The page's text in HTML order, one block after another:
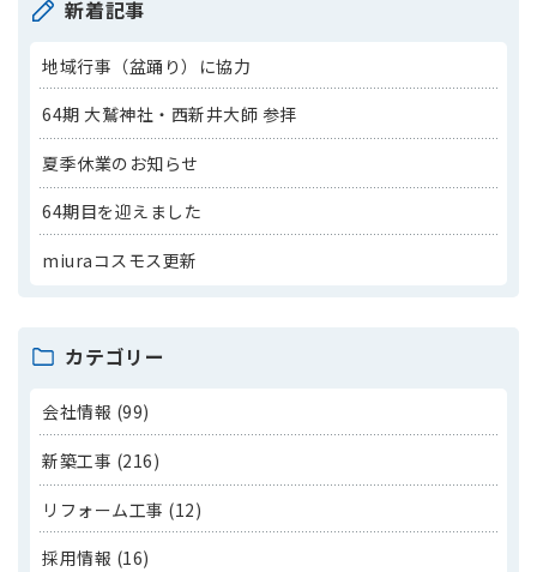
新着記事
地域行事（盆踊り）に協力
64期 大鷲神社・西新井大師 参拝
夏季休業のお知らせ
64期目を迎えました
miuraコスモス更新
カテゴリー
会社情報 (99)
新築工事 (216)
リフォーム工事 (12)
採用情報 (16)